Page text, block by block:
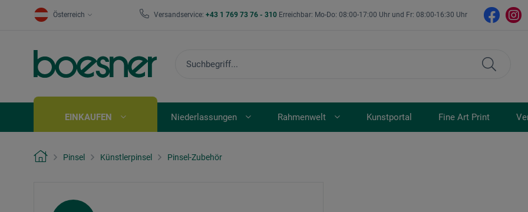
Österreich Versandservice: +43 1 769 73 76 - 310 Erreichbar: Mo-Do: 08:00-17:00 Uhr und Fr: 08:00-16:30 Uhr
EINKAUFEN Niederlassungen Rahmenwelt Kunstportal Fine Art Print
Pinsel Künstlerpinsel Pinsel-Zubehör